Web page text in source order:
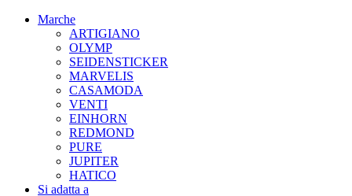
Marche
ARTIGIANO
OLYMP
SEIDENSTICKER
MARVELIS
CASAMODA
VENTI
EINHORN
REDMOND
PURE
JUPITER
HATICO
Si adatta a